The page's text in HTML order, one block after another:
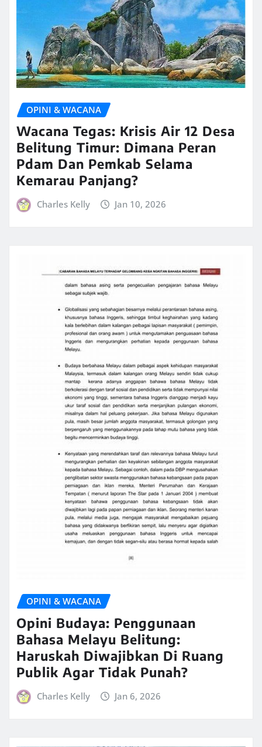
OPINI & WACANA
Wacana Tegas: Krisis Air 12 Desa
Belitung Timur: Dimana Peran
Pdam Dan Pemkab Selama
Kemarau Panjang?
Charles Kelly Jan 10, 2026
OPINI & WACANA
Opini Budaya: Penggunaan
Bahasa Melayu Belitung:
Haruskah Diwajibkan Di Ruang
Publik Agar Tidak Punah?
Charles Kelly Jan 6, 2026